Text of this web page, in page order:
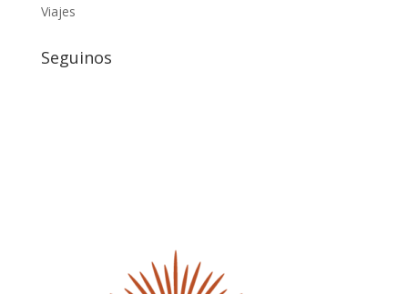
Viajes
Seguinos